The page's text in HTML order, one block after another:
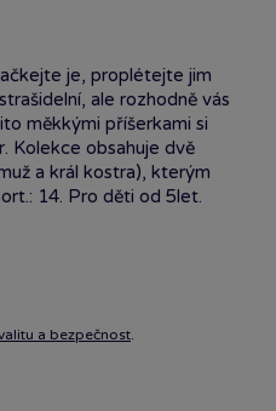
je, proplétejte jim
ale rozhodně vás
měkkými příšerkami si
Kolekce obsahuje dvě
a král kostra), kterým
14. Pro děti od 5let.
a bezpečnost